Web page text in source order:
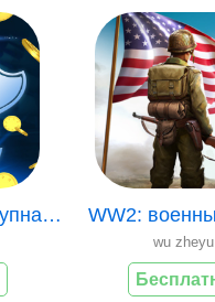
World Admiral - Крупная Победа WW2:
wu zheyu